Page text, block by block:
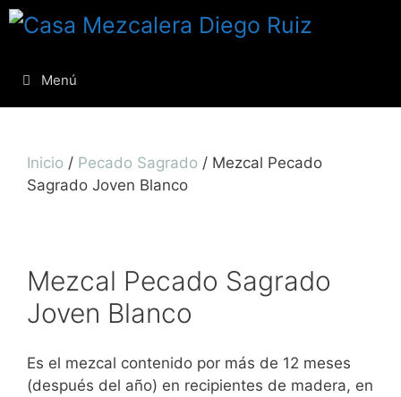
Menú
Inicio / Pecado Sagrado / Mezcal Pecado
Sagrado Joven Blanco
Mezcal Pecado Sagrado
Joven Blanco
Es el mezcal contenido por más de 12 meses
(después del año) en recipientes de madera, en